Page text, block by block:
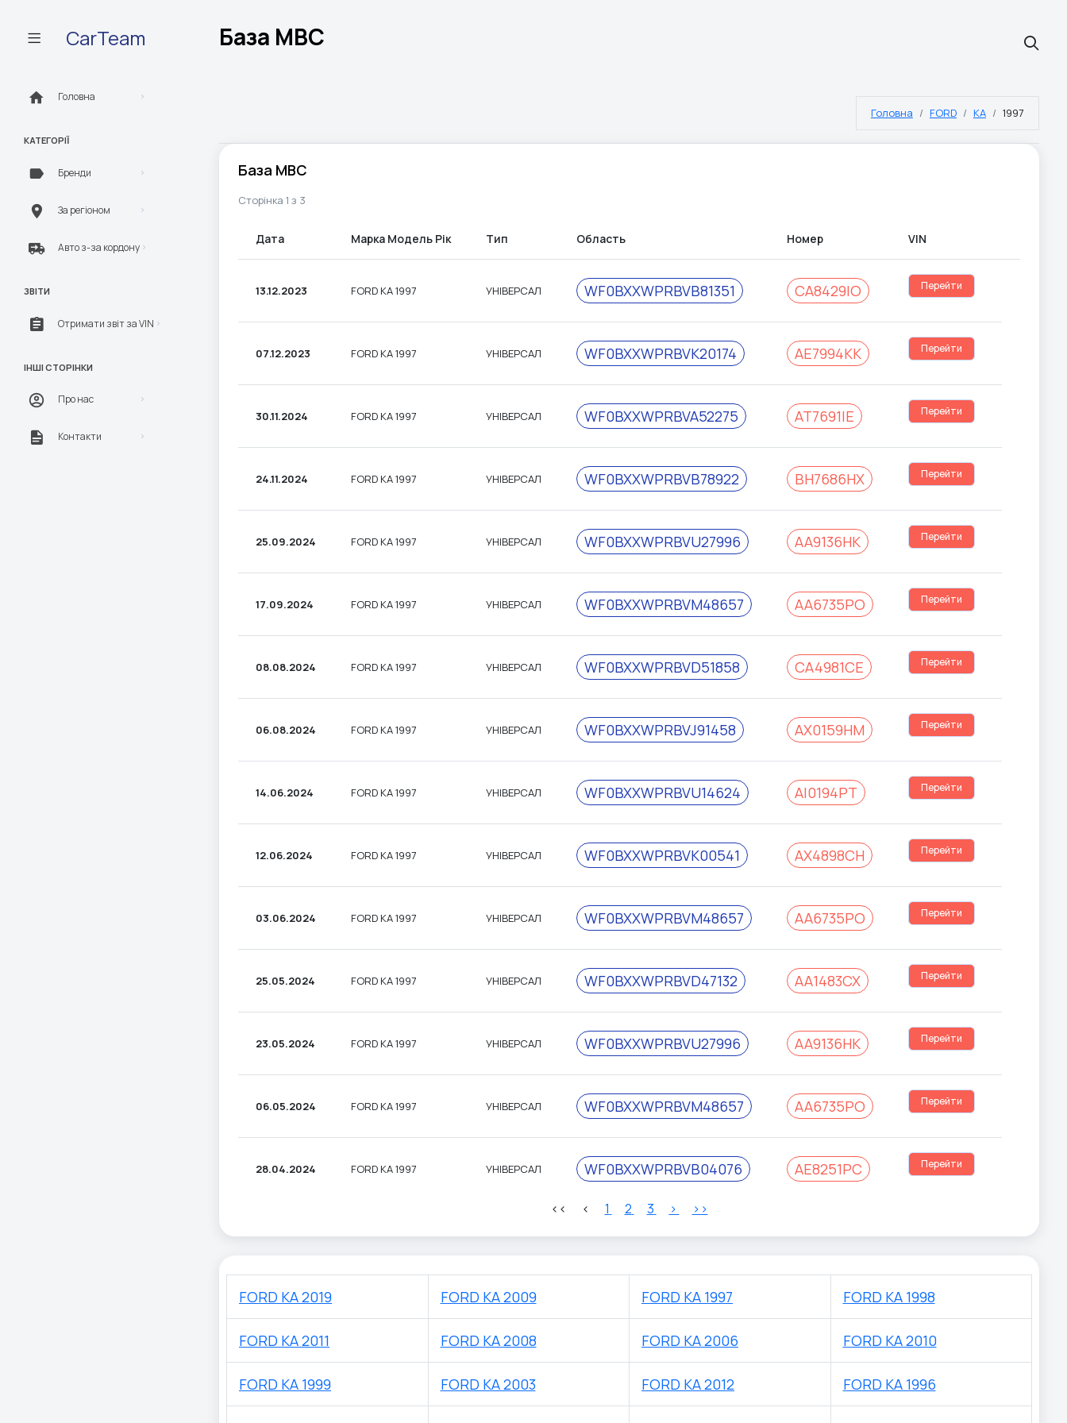
CarTeam База МВС
Головна
КАТЕГОРІЇ
Бренди
За регіоном
Авто з-за кордону
ЗВІТИ
Отримати звіт за VIN
ІНШІ СТОРІНКИ
Про нас
Контакти
Головна FORD KA 1997
База МВС
Сторінка 1 з 3
Дата Марка Модель Рік Тип Область Номер VIN
13.12.2023 FORD KA 1997 УНІВЕРСАЛ WF0BXXWPRBVB81351 CA8429IO Перейти
07.12.2023 FORD KA 1997 УНІВЕРСАЛ WF0BXXWPRBVK20174 AE7994KK Перейти
30.11.2024 FORD KA 1997 УНІВЕРСАЛ WF0BXXWPRBVA52275 AT7691IE Перейти
24.11.2024 FORD KA 1997 УНІВЕРСАЛ WF0BXXWPRBVB78922 BH7686HX Перейти
25.09.2024 FORD KA 1997 УНІВЕРСАЛ WF0BXXWPRBVU27996 AA9136HK Перейти
17.09.2024 FORD KA 1997 УНІВЕРСАЛ WF0BXXWPRBVM48657 AA6735PO Перейти
08.08.2024 FORD KA 1997 УНІВЕРСАЛ WF0BXXWPRBVD51858 CA4981CE Перейти
06.08.2024 FORD KA 1997 УНІВЕРСАЛ WF0BXXWPRBVJ91458 AX0159HM Перейти
14.06.2024 FORD KA 1997 УНІВЕРСАЛ WF0BXXWPRBVU14624 AI0194PT Перейти
12.06.2024 FORD KA 1997 УНІВЕРСАЛ WF0BXXWPRBVK00541 AX4898CH Перейти
03.06.2024 FORD KA 1997 УНІВЕРСАЛ WF0BXXWPRBVM48657 AA6735PO Перейти
25.05.2024 FORD KA 1997 УНІВЕРСАЛ WF0BXXWPRBVD47132 AA1483CX Перейти
23.05.2024 FORD KA 1997 УНІВЕРСАЛ WF0BXXWPRBVU27996 AA9136HK Перейти
06.05.2024 FORD KA 1997 УНІВЕРСАЛ WF0BXXWPRBVM48657 AA6735PO Перейти
28.04.2024 FORD KA 1997 УНІВЕРСАЛ WF0BXXWPRBVB04076 AE8251PC Перейти
<< < 1 2 3 > >>
FORD KA 2019 FORD KA 2009 FORD KA 1997 FORD KA 1998
FORD KA 2011 FORD KA 2008 FORD KA 2006 FORD KA 2010
FORD KA 1999 FORD KA 2003 FORD KA 2012 FORD KA 1996